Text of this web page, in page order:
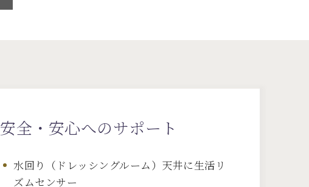
安全・安心へのサポート
水回り（ドレッシングルーム）天井に生活リ
ズムセンサー